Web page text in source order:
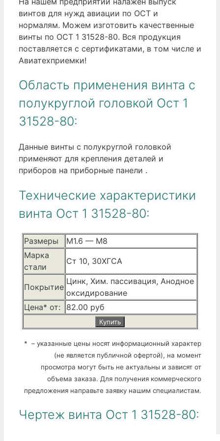
винтов для нужд авиации по ОСТ и
нормалям. Можем изготовить качественные
винты по ОСТ 1 31528-80. Вся продукция
поставляется с сертификатами, в том числе и
Авиатехприемки!
Область применения винта с
полукруглой головкой Ост 1
31528-80:
Данные винты с полукруглой головкой
применяют для крепления деталей и
приборов на приборные панели .
Технические характеристики
винта Ост 1 31528-80:
Размеры
М1.6 — М8
Марка
стали
Ст 10, 30ХГСА
Покрытие
Цинк, Хим. пассивация, Анодное
оксидирование
Цена* от:
82.00 руб
Купить
* – указанные цены носят информационный характер
(не является публичной офертой), на момент
просмотра могут быть не актуальны и зависят от
объема заказа. Для получения коммерческого
предложения направьте заявку нашим специалистам.
Чертеж винта Ост 1 31528-80: